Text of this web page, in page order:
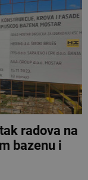
radova na
bazenu i